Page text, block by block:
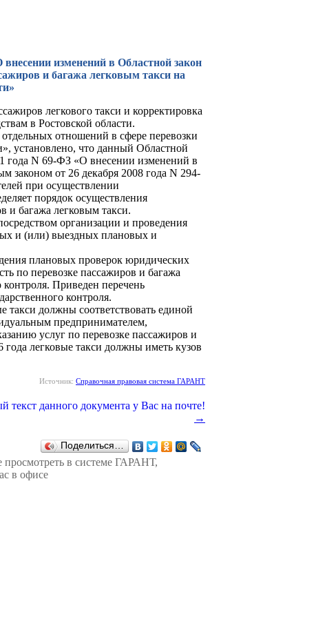
изменений в Областной закон
и багажа легковым такси на
легкового такси и корректировка
в Ростовской области.
отношений в сфере перевозки
установлено, что данный Областной
года N 69-ФЗ «О внесении изменений в
законом от 26 декабря 2008 года N 294-
при осуществлении
порядок осуществления
и багажа легковым такси.
организации и проведения
и (или) выездных плановых и
плановых проверок юридических
по перевозке пассажиров и багажа
Приведен перечень
контроля.
такси должны соответствовать единой
предпринимателем,
услуг по перевозке пассажиров и
года легковые такси должны иметь кузов
Источник: Справочная правовая система ГАРАНТ
→
Поделиться…
в системе ГАРАНТ,
в офисе